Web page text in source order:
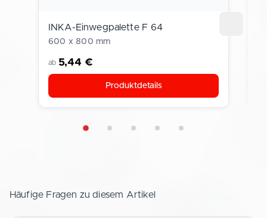
INKA-Einwegpalette F 64
600 x 800 mm
ab 5,44 €
Produktdetails
Häufige Fragen zu diesem Artikel